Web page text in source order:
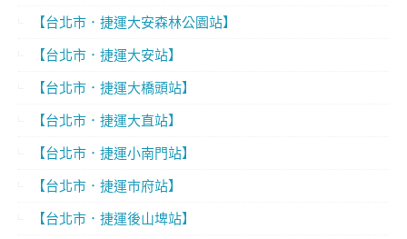
【台北市．捷運大安森林公園站】
【台北市．捷運大安站】
【台北市．捷運大橋頭站】
【台北市．捷運大直站】
【台北市．捷運小南門站】
【台北市．捷運市府站】
【台北市．捷運後山埤站】